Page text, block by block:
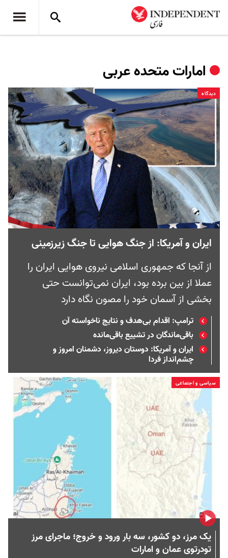
امارات متحده عربی
دیدگاه
ایران و آمریکا: از جنگ هوایی تا جنگ زیرزمینی
از آنجا که جمهوری اسلامی نیروی هوایی ایران را
عملا از بین برده بود، ایران نمی‌توانست حتی
بخشی از آسمان خود را مصون نگاه دارد
ترامپ: اقدام بی‌هدف و نتایج ناخواسته آن
باقی‌ماندگان در تشییع باقی‌مانده
ایران و آمریکا: دوستان دیروز، دشمنان امروز و
چشم‌انداز فردا
سیاسی و اجتماعی
یک مرز، دو کشور، سه بار ورود و خروج؛ ماجرای مرز
تودرتوی عمان و امارات